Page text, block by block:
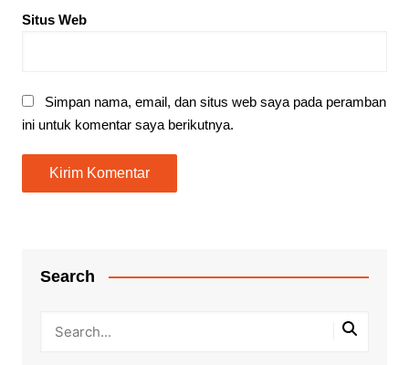
Situs Web
Simpan nama, email, dan situs web saya pada peramban
ini untuk komentar saya berikutnya.
Search